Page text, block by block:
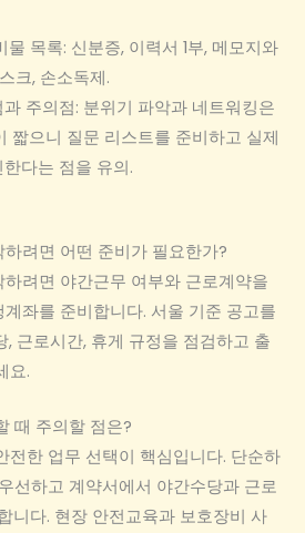
물 목록: 신분증, 이력서 1부, 메모지와
크, 손소독제.
주의점: 분위기 파악과 네트워킹은
짧으니 질문 리스트를 준비하고 실제
다는 점을 유의.
려면 어떤 준비가 필요한가?
려면 야간근무 여부와 근로계약을
좌를 준비합니다. 서울 기준 공고를
, 근로시간, 휴게 규정을 점검하고 출
요.
때 주의할 점은?
전한 업무 선택이 핵심입니다. 단순하
선하고 계약서에서 야간수당과 근로
니다. 현장 안전교육과 보호장비 사